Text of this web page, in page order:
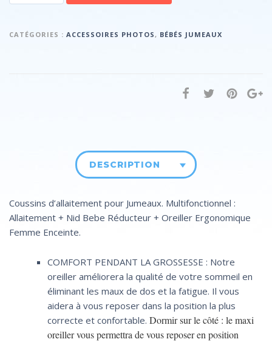
CATÉGORIES : ACCESSOIRES PHOTOS, BÉBÉS JUMEAUX
DESCRIPTION
Coussins d’allaitement pour Jumeaux. Multifonctionnel :
Allaitement + Nid Bebe Réducteur + Oreiller Ergonomique
Femme Enceinte.
COMFORT PENDANT LA GROSSESSE : Notre
oreiller améliorera la qualité de votre sommeil en
éliminant les maux de dos et la fatigue. Il vous
aidera à vous reposer dans la position la plus
correcte et confortable. Dormir sur le côté : le maxi
oreiller vous permettra de vous reposer en position